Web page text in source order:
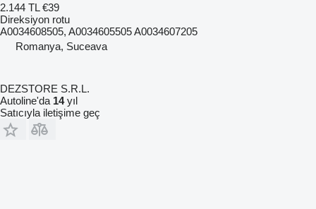
2.144 TL €39
Direksiyon rotu
A0034608505, A0034605505 A0034607205
Romanya, Suceava
DEZSTORE S.R.L.
Autoline'da 14yıl
Satıcıyla iletişime geç